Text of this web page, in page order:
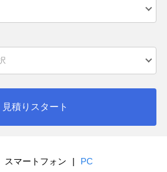
見積りスタート
スマートフォン | PC